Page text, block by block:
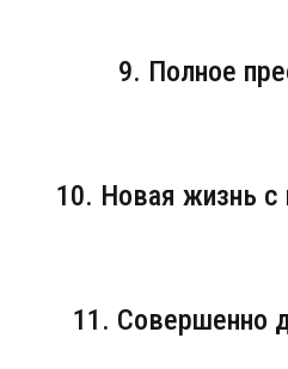
9. Полное
10. Новая жизнь с
11. Совершенно